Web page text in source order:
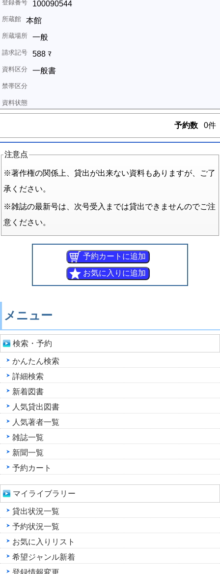
100090544
本館
一般
588 ﾏ
一般書
予約数 0件
注意点
※著作権の関係上、貸出が出来ない資料もありますが、ご了
承ください。
※雑誌の最新号は、次号受入までは貸出できませんのでご注
意ください。
メニュー
検索・予約
かんたん検索
詳細検索
新着図書
人気貸出図書
人気著者一覧
雑誌一覧
新聞一覧
予約カート
マイライブラリー
貸出状況一覧
予約状況一覧
お気に入りリスト
希望ジャンル新着
登録情報変更